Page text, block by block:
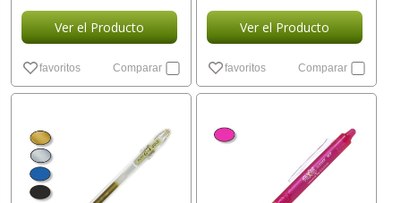
Ver el Producto
favoritos Comparar
Ver el Producto
favoritos Comparar